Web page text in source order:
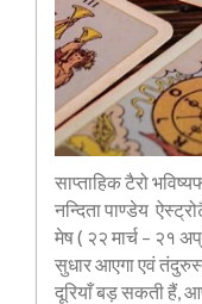
साप्ताहिक टैरो
नन्दिता पाण्डेय
मेष ( २२ मार्च – २१
सुधार आएगा एवं
दूरियाँ बड़ सकती हैं,